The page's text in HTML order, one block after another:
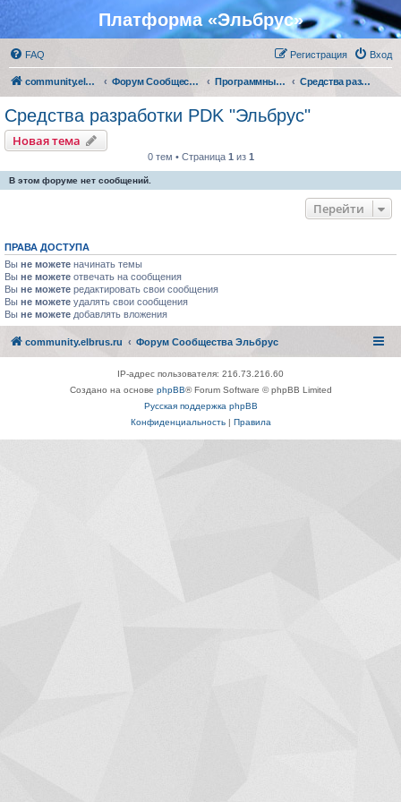
Платформа «Эльбрус»
FAQ Вход
Регистрация
community.elbrus.ru Форум Сообщества Эльбрус Программные решения АО "МЦСТ" Средства разработки PDK "Эльбрус"
Средства разработки PDK "Эльбрус"
Новая тема
0 тем • Страница 1 из 1
В этом форуме нет сообщений.
Перейти
ПРАВА ДОСТУПА
Вы не можете начинать темы
Вы не можете отвечать на сообщения
Вы не можете редактировать свои сообщения
Вы не можете удалять свои сообщения
Вы не можете добавлять вложения
community.elbrus.ru Форум Сообщества Эльбрус
IP-адрес пользователя: 216.73.216.60
Создано на основе phpBB® Forum Software © phpBB Limited
Русская поддержка phpBB
Конфиденциальность| Правила